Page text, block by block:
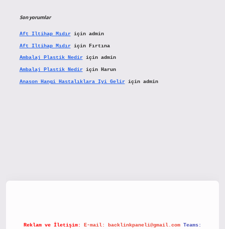
Son yorumlar
Aft Iltihap Mıdıriçin admin
Aft Iltihap Mıdıriçin Fırtına
Ambalaj Plastik Nediriçin admin
Ambalaj Plastik Nediriçin Harun
Anason Hangi Hastalıklara Iyi Geliriçin admin
Reklam ve İletişim: E-mail: backlinkpaneli@gmail.com Teams: